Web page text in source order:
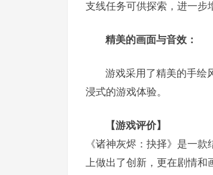
支线任务可供探索，进一步
精美的画面与音效：
游戏采用了精美的手绘
浸式的游戏体验。
【游戏评价】
《诸神灰烬：抉择》是一
上做出了创新，更在剧情